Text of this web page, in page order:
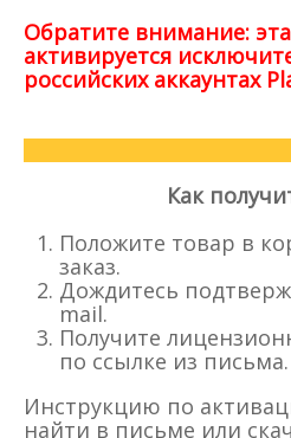
Обратите внимание:
активируется
российских аккаунтах
Как
Положите товар в
заказ.
Дождитесь
mail.
Получите
по ссылке из письма.
Инструкцию по
найти в письме или